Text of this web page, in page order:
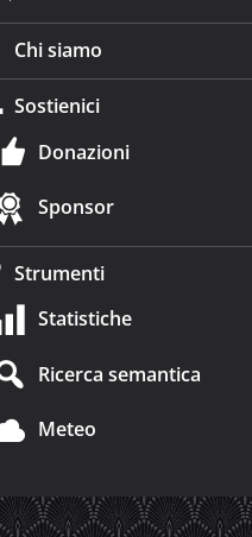
Chi siamo
Sostienici
Donazioni
Sponsor
Strumenti
Statistiche
Ricerca semantica
Meteo